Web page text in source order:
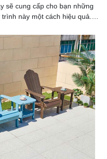
sẽ cung cấp cho bạn những
này một cách hiệu quả.
ghế quán cafe không chỉ giúp
lại một khoản thu đáng kể.
nghiệm của tôi để có trải
suôn sẻ.